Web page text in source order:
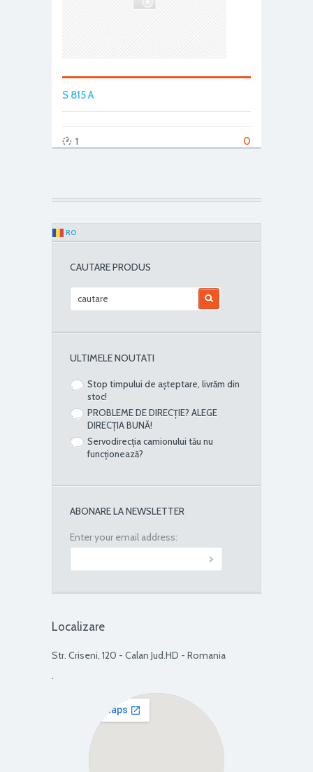
S 815 A
0
1
RO
CAUTARE PRODUS
ULTIMELE NOUTATI
Stop timpului de așteptare, livrăm din
stoc!
PROBLEME DE DIRECȚIE? ALEGE
DIRECȚIA BUNĂ!
Servodirecția camionului tău nu
funcționează?
ABONARE LA NEWSLETTER
Enter your email address:
Localizare
Str. Criseni, 120 - Calan Jud.HD - Romania